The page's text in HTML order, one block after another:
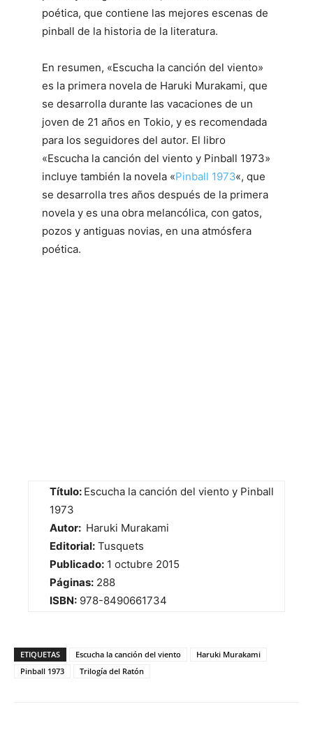
poética, que contiene las mejores escenas de
pinball de la historia de la literatura.
En resumen, «Escucha la canción del viento»
es la primera novela de Haruki Murakami, que
se desarrolla durante las vacaciones de un
joven de 21 años en Tokio, y es recomendada
para los seguidores del autor. El libro
«Escucha la canción del viento y Pinball 1973»
incluye también la novela «Pinball 1973«, que
se desarrolla tres años después de la primera
novela y es una obra melancólica, con gatos,
pozos y antiguas novias, en una atmósfera
poética.
Título: Escucha la canción del viento y Pinball
1973
Autor: Haruki Murakami
Editorial: Tusquets
Publicado: 1 octubre 2015
Páginas: 288
ISBN: 978-8490661734
ETIQUETAS Escucha la canción del viento
Haruki Murakami
Pinball 1973
Trilogía del Ratón